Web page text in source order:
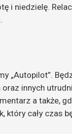
i niedzielę.
„Autopilot”.
innych
a także,
który cały czas